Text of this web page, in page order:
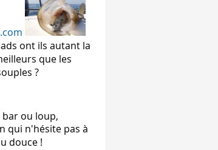
ont ils autant la
que les
?
bar ou loup,
qui n'hésite pas à
douce !